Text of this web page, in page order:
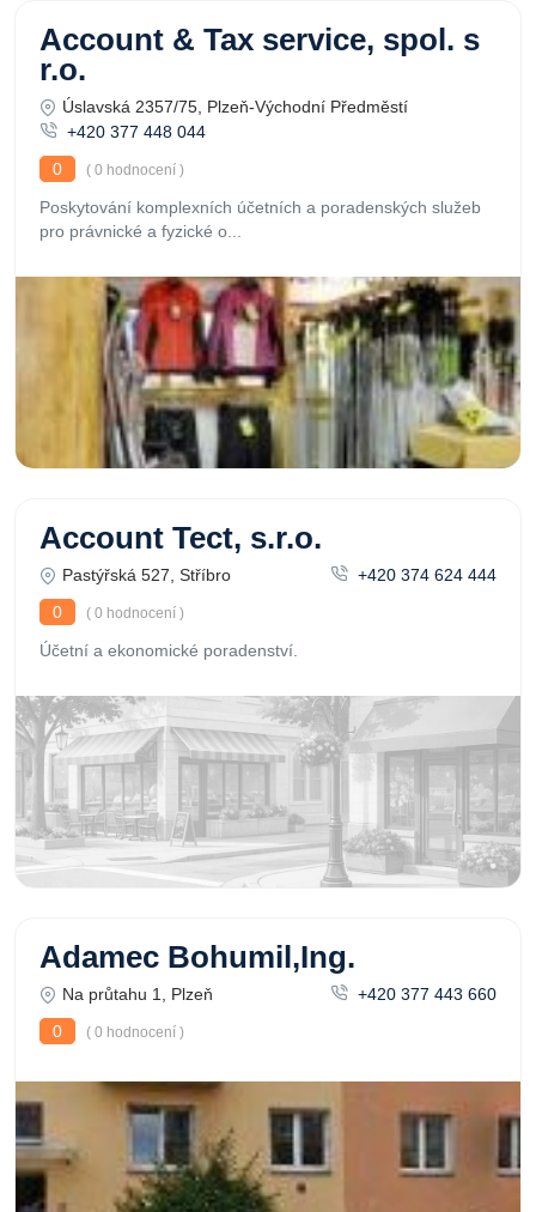
Account & Tax service, spol. s
r.o.
Úslavská 2357/75, Plzeň-Východní Předměstí
+420 377 448 044
0
( 0 hodnocení )
Poskytování komplexních účetních a poradenských služeb
pro právnické a fyzické o...
Account Tect, s.r.o.
Pastýřská 527, Stříbro
+420 374 624 444
0
( 0 hodnocení )
Účetní a ekonomické poradenství.
Adamec Bohumil,Ing.
Na průtahu 1, Plzeň
+420 377 443 660
0
( 0 hodnocení )